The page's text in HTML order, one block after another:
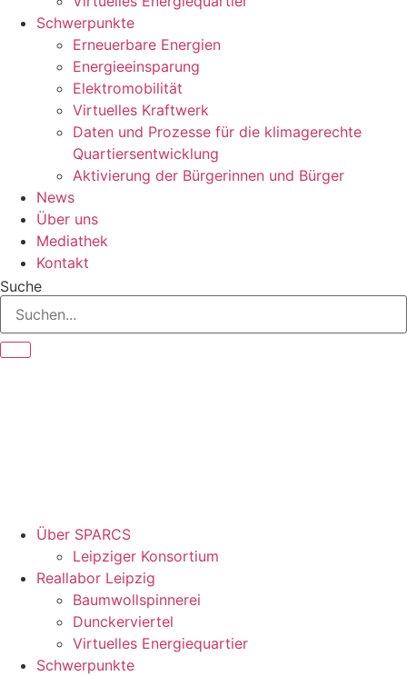
Schwerpunkte
Erneuerbare Energien
Energieeinsparung
Elektromobilität
Virtuelles Kraftwerk
Daten und Prozesse für die klimagerechte
Quartiersentwicklung
Aktivierung der Bürgerinnen und Bürger
News
Über uns
Mediathek
Kontakt
Suche
Über SPARCS
Leipziger Konsortium
Reallabor Leipzig
Baumwollspinnerei
Dunckerviertel
Virtuelles Energiequartier
Schwerpunkte